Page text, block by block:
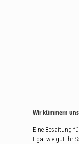
Wir kümmern
Eine Besaitung
Egal wie gut Ihr